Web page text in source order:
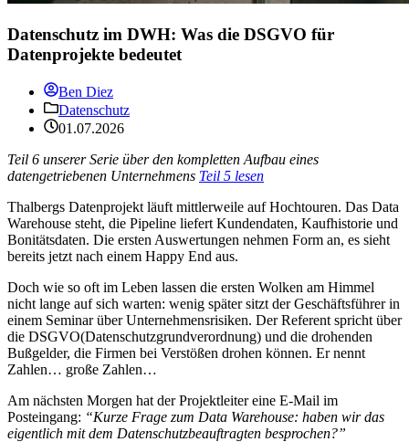
Datenschutz im DWH: Was die DSGVO für
Datenprojekte bedeutet
Ben Diez
Datenschutz
01.07.2026
Teil 6 unserer Serie über den kompletten Aufbau eines
datengetriebenen Unternehmens Teil 5 lesen
Thalbergs Datenprojekt läuft mittlerweile auf Hochtouren. Das Data
Warehouse steht, die Pipeline liefert Kundendaten, Kaufhistorie und
Bonitätsdaten. Die ersten Auswertungen nehmen Form an, es sieht
bereits jetzt nach einem Happy End aus.
Doch wie so oft im Leben lassen die ersten Wolken am Himmel
nicht lange auf sich warten: wenig später sitzt der Geschäftsführer in
einem Seminar über Unternehmensrisiken. Der Referent spricht über
die DSGVO(Datenschutzgrundverordnung) und die drohenden
Bußgelder, die Firmen bei Verstößen drohen können. Er nennt
Zahlen… große Zahlen…
Am nächsten Morgen hat der Projektleiter eine E-Mail im
Posteingang: “Kurze Frage zum Data Warehouse: haben wir das
eigentlich mit dem Datenschutzbeauftragten besprochen?”